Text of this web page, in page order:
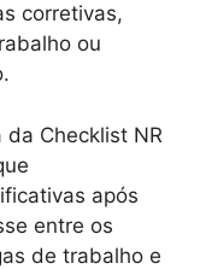
corretivas,
ou
Checklist NR
após
entre os
de trabalho e